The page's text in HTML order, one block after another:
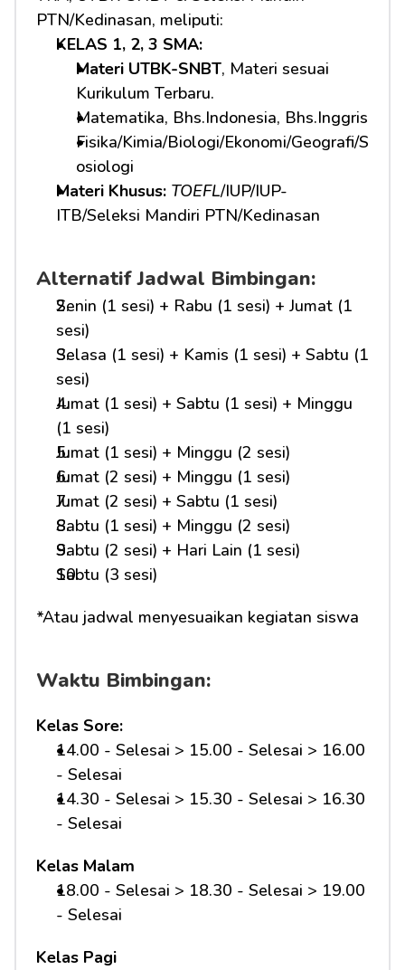
PTN/Kedinasan, meliputi:
KELAS 1, 2, 3 SMA:
Materi UTBK-SNBT, Materi sesuai
Kurikulum Terbaru.
Matematika, Bhs.Indonesia, Bhs.Inggris
Fisika/Kimia/Biologi/Ekonomi/Geografi/S
osiologi
Materi Khusus: TOEFL/IUP/IUP-
ITB/Seleksi Mandiri PTN/Kedinasan
Alternatif Jadwal Bimbingan:
Senin (1 sesi) + Rabu (1 sesi) + Jumat (1
sesi)
Selasa (1 sesi) + Kamis (1 sesi) + Sabtu (1
sesi)
Jumat (1 sesi) + Sabtu (1 sesi) + Minggu
(1 sesi)
Jumat (1 sesi) + Minggu (2 sesi)
Jumat (2 sesi) + Minggu (1 sesi)
Jumat (2 sesi) + Sabtu (1 sesi)
Sabtu (1 sesi) + Minggu (2 sesi)
Sabtu (2 sesi) + Hari Lain (1 sesi)
Sabtu (3 sesi)
*Atau jadwal menyesuaikan kegiatan siswa
Waktu Bimbingan:
Kelas Sore:
14.00 - Selesai > 15.00 - Selesai > 16.00
- Selesai
14.30 - Selesai > 15.30 - Selesai > 16.30
- Selesai
Kelas Malam
18.00 - Selesai > 18.30 - Selesai > 19.00
- Selesai
Kelas Pagi